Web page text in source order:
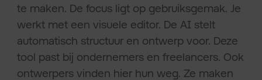
te maken. De focus ligt op gebruiksgemak. Je
werkt met een visuele editor. De AI stelt
automatisch structuur en ontwerp voor. Deze
tool past bij ondernemers en freelancers. Ook
ontwerpers vinden hier hun weg. Ze maken